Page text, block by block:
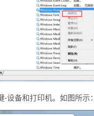
-设备和打印机。如图所示：